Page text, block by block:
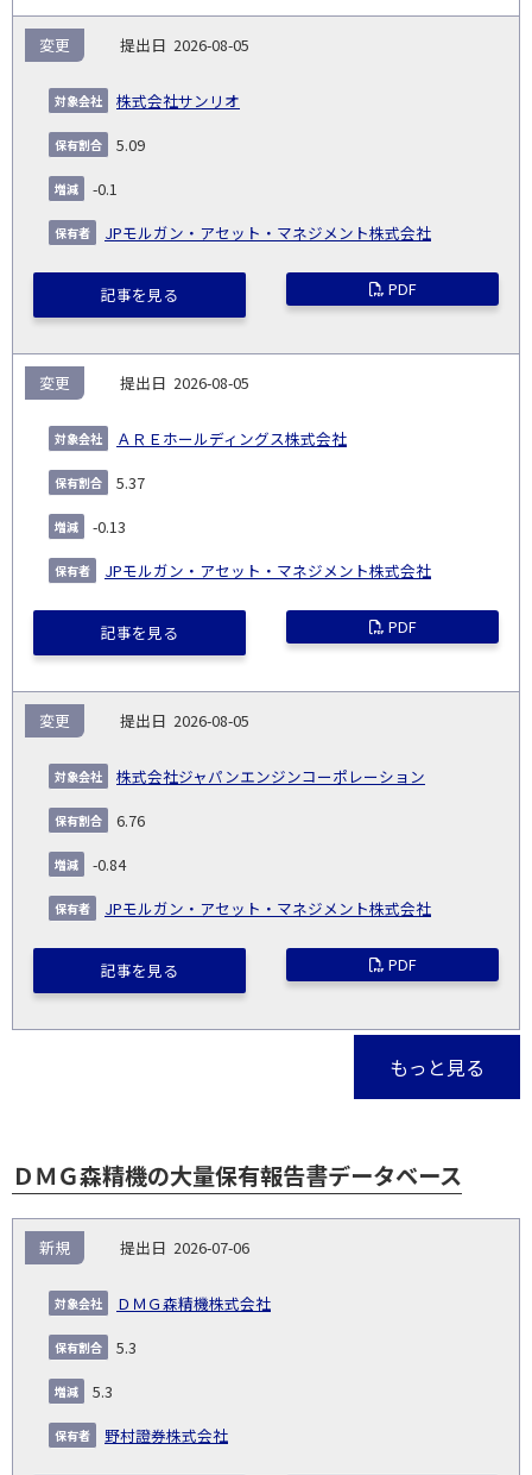
2026-08-05
株式会社サンリオ
変更
5.09
-0.1
JPモルガン・アセット・マネジメント株式会社
記事を見る PDF
2026-08-05
ＡＲＥホールディングス株式会社
変更
5.37
-0.13
JPモルガン・アセット・マネジメント株式会社
記事を見る PDF
2026-08-05
株式会社ジャパンエンジンコーポレーション
変更
6.76
-0.84
JPモルガン・アセット・マネジメント株式会社
記事を見る PDF
もっと見る
ＤＭＧ森精機の大量保有報告書データベース
NO.
告
義
務
発
生
日
出
コー
象
業
2026-07-06
ＤＭＧ森精機株式会社
新規
5.3
5.3
野村證券株式会社